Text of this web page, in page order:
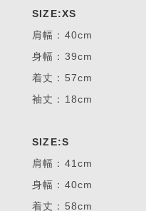
SIZE:XS
肩幅：40cm
身幅：39cm
着丈：57cm
袖丈：18cm
SIZE:S
肩幅：41cm
身幅：40cm
着丈：58cm